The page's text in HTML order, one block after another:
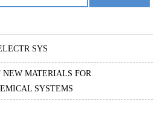
SYS
NEW MATERIALS FOR
SYSTEMS